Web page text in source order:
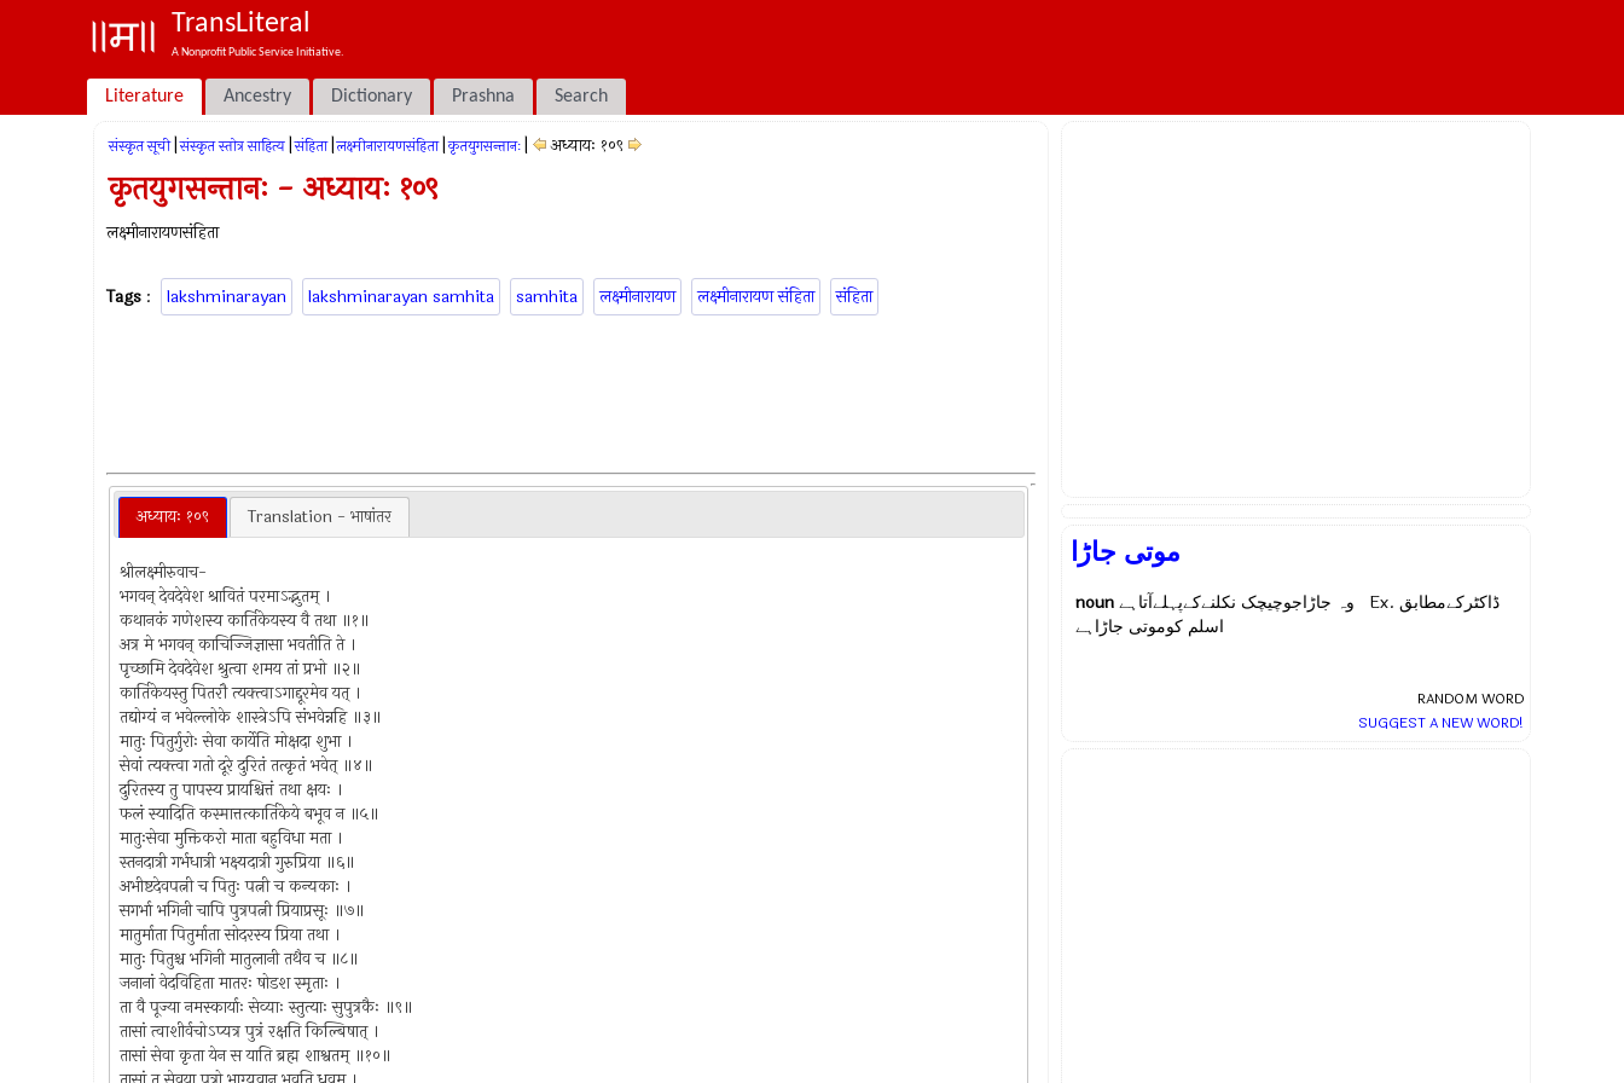
TransLiteral
A Nonprofit Public Service Initiative.
Literature Ancestry Dictionary Prashna Search
संस्कृत सूची संस्कृत स्तोत्र साहित्य संहिता लक्ष्मीनारायणसंहिता कृतयुगसन्तानः अध्यायः १०९
कृतयुगसन्तानः - अध्यायः १०९
लक्ष्मीनारायणसंहिता
Tags : lakshminarayan lakshminarayan samhita samhita लक्ष्मीनारायण लक्ष्मीनारायण संहिता संहिता
अध्यायः १०९ Translation - भाषांतर
श्रीलक्ष्मीरुवाच-
भगवन् देवदेवेश श्रावितं परमाऽद्भुतम् ।
कथानकं गणेशस्य कार्तिकेयस्य वै तथा ॥१॥
अत्र मे भगवन् काचिज्जिज्ञासा भवतीति ते ।
पृच्छामि देवदेवेश श्रुत्वा शमय तां प्रभो ॥२॥
कार्तिकेयस्तु पितरौ त्यक्त्वाऽगाद्दूरमेव यत् ।
तद्योग्यं न भवेल्लोके शास्त्रेऽपि संभवेन्नहि ॥३॥
मातुः पितुर्गुरोः सेवा कार्येति मोक्षदा शुभा ।
सेवां त्यक्त्वा गतो दूरे दुरितं तत्कृतं भवेत् ॥४॥
दुरितस्य तु पापस्य प्रायश्चित्तं तथा क्षयः ।
फलं स्यादिति कस्मात्तत्कार्तिकेये बभूव न ॥५॥
मातुःसेवा मुक्तिकरो माता बहुविधा मता ।
स्तनदात्री गर्भधात्री भक्ष्यदात्री गुरुप्रिया ॥६॥
अभीष्टदेवपत्नी च पितुः पत्नी च कन्यकाः ।
सगर्भा भगिनी चापि पुत्रपत्नी प्रियाप्रसूः ॥७॥
मातुर्माता पितुर्माता सोदरस्य प्रिया तथा ।
मातुः पितुश्च भगिनी मातुलानी तथैव च ॥८॥
जनानां वेदविहिता मातरः षोडश स्मृताः ।
ता वै पूज्या नमस्कार्याः सेव्याः स्तुत्याः सुपुत्रकैः ॥९॥
तासां त्वाशीर्वचोऽप्यत्र पुत्रं रक्षति किल्बिषात् ।
तासां सेवा कृता येन स याति ब्रह्म शाश्वतम् ॥१०॥
موتی جاڑا
noun وہ جاڑاجوچیچک نکلنےکےپہلےآتاہے Ex. ڈاکٹرکےمطابق
اسلم کوموتی جاڑاہے
RANDOM WORD
SUGGEST A NEW WORD!